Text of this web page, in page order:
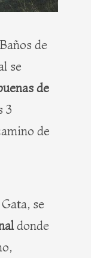
de
se
de
3
de
se
donde